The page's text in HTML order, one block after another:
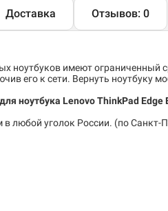
Доставка Отзывов: 0
ноутбуков имеют ограниченный
его к сети. Вернуть ноутбуку
ноутбука Lenovo ThinkPad Edge
любой уголок России. (по Санкт-